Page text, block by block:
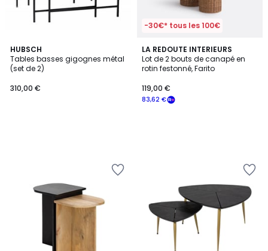
HUBSCH
Tables basses gigognes métal
(set de 2)
310,00 €
-30€* tous les 100€
LA REDOUTE INTERIEURS
Lot de 2 bouts de canapé en
rotin festonné, Farito
83,62 €
119,00 €